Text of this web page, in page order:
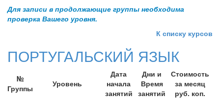
Для записи в продолжающие группы необходима
проверка Вашего уровня.
К списку курсов
ПОРТУГАЛЬСКИЙ ЯЗЫК
№
Группы
Уровень
Дата
начала
занятий
Дни и
Время
занятий
Стоимость
за месяц
руб. коп.